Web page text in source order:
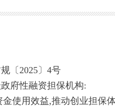
2025〕4号
府性融资担保机构:
用效益,推动创业担保